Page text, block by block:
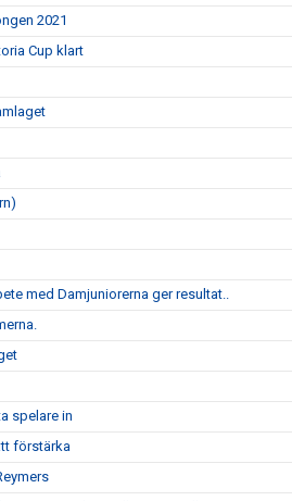
2021
Cup klart
med Damjuniorerna ger resultat..
spelare in
förstärka